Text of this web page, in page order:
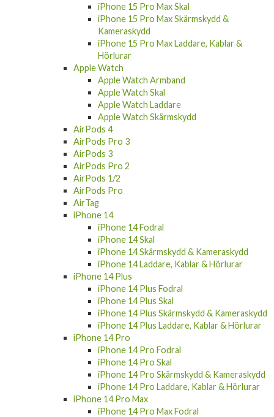
iPhone 15 Pro Max Skärmskydd &
Kameraskydd
iPhone 15 Pro Max Laddare, Kablar &
Hörlurar
Apple Watch
Apple Watch Armband
Apple Watch Skal
Apple Watch Laddare
Apple Watch Skärmskydd
AirPods 4
AirPods Pro 3
AirPods 3
AirPods Pro 2
AirPods 1/2
AirPods Pro
AirTag
iPhone 14
iPhone 14 Fodral
iPhone 14 Skal
iPhone 14 Skärmskydd & Kameraskydd
iPhone 14 Laddare, Kablar & Hörlurar
iPhone 14 Plus
iPhone 14 Plus Fodral
iPhone 14 Plus Skal
iPhone 14 Plus Skärmskydd & Kameraskydd
iPhone 14 Plus Laddare, Kablar & Hörlurar
iPhone 14 Pro
iPhone 14 Pro Fodral
iPhone 14 Pro Skal
iPhone 14 Pro Skärmskydd & Kameraskydd
iPhone 14 Pro Laddare, Kablar & Hörlurar
iPhone 14 Pro Max
iPhone 14 Pro Max Fodral
iPhone 14 Pro Max Skal